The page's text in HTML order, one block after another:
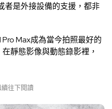
者是外接設備的支援，都非
Max成為當今拍照最好的
靜態影像與動態錄影裡，
往下閱讀